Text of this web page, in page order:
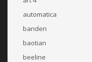
automatica
banden
baotian
beeline